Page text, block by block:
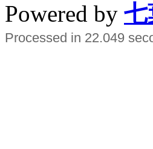
Powered by 七
Processed in 22.049